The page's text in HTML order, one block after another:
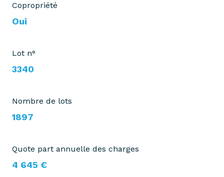
Copropriété
Oui
Lot n°
3340
Nombre de lots
1897
Quote part annuelle des charges
4 645 €